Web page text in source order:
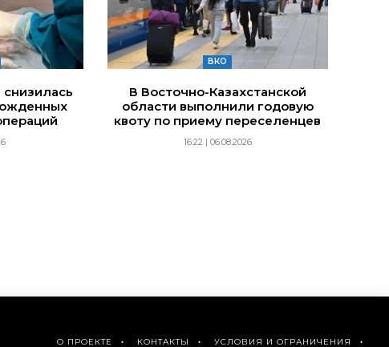
снизилась
ВКО
В Восточно-Казахстанской
области выполнили годовую
квоту по приему переселенцев
16:22 | 06.08.2026
О ПРОЕКТЕ КОНТАКТЫ УСЛОВИЯ И ОГРАНИЧЕНИЯ